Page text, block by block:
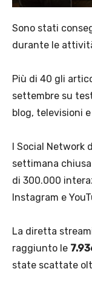
Sono stati
durante le
Più di 40 gli
settembre su
blog, televisioni
I Social Network
settimana
di 300.000
Instagram e
La diretta
raggiunto le
state scattate